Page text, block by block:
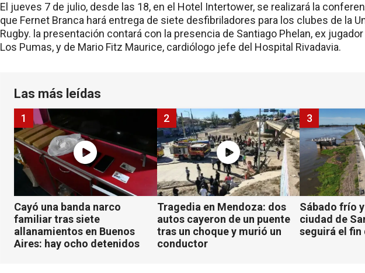
El jueves 7 de julio, desde las 18, en el Hotel Intertower, se realizará la
que Fernet Branca hará entrega de siete desfibriladores para los clubes de la
Rugby. la presentación contará con la presencia de Santiago Phelan, ex
Los Pumas, y de Mario Fitz Maurice, cardiólogo jefe del Hospital Rivadavia.
Las más leídas
Cayó una banda narco
familiar tras siete
allanamientos en Buenos
Aires: hay ocho detenidos
1
Tragedia en Mendoza: dos
autos cayeron de un puente
tras un choque y murió un
conductor
2
Sábado frío
ciudad de
seguirá el fin
3